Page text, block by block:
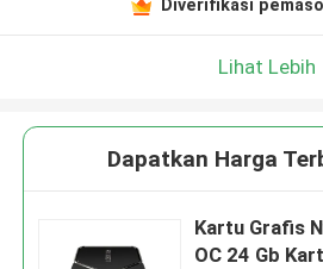
Diverifikasi
Lihat Lebih
Dapatkan Harga
Kartu Grafis
OC 24 Gb